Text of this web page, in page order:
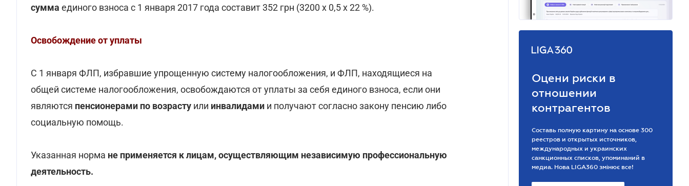
сумма единого взноса с 1 января 2017 года составит 352 грн (3200 х 0,5 х 22 %).
Освобождение от уплаты
С 1 января ФЛП, избравшие упрощенную систему налогообложения, и ФЛП, находящиеся на
общей системе налогообложения, освобождаются от уплаты за себя единого взноса, если они
являются пенсионерами по возрасту или инвалидами и получают согласно закону пенсию либо
социальную помощь.
Указанная норма не применяется к лицам, осуществляющим независимую профессиональную
деятельность.
Оцени риски в
отношении
контрагентов
Составь полную картину на основе 300
реестров и открытых источников,
международных и украинских
санкционных списков, упоминаний в
медиа. Нова LIGA360 змінює все!